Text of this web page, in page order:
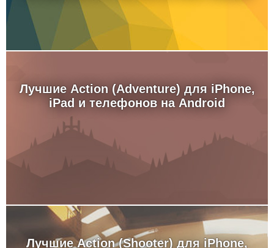
Лучшие Action (Adventure) для iPhone,
iPad и телефонов на Android
Лучшие Action (Shooter) для iPhone,